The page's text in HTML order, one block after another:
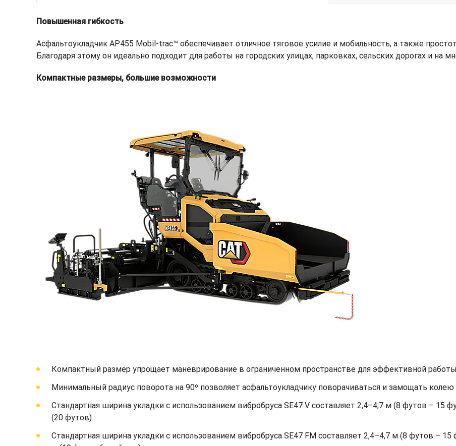
Повышенная гибкость
Асфальтоукладчик AP455 Mobil-trac™ обеспечивает отличное тяговое усилие и мобильность, а также
Благодаря этому он идеально подходит для работы на городских улицах, парковках, сельских дорогах и на
Компактные размеры, большие возможности
Компактный размер упрощает маневрирование в ограниченном пространстве для эффективной работы
Минимальный радиус поворота на 90º позволяет асфальтоукладчику поворачиваться и замощать
Стандартная ширина укладки с использованием вибробруса SE47 V составляет 2,4–4,7 м (8 футов –
(20 футов).
Стандартная ширина укладки с использованием вибробруса SE47 FM составляет 2,4–4,7 м (8 футов –